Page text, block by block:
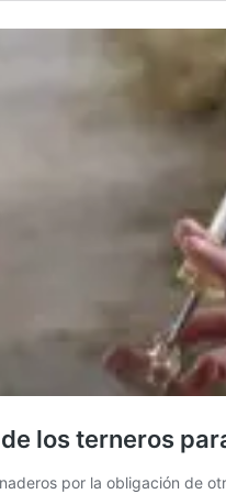
los terneros
por la obligación de